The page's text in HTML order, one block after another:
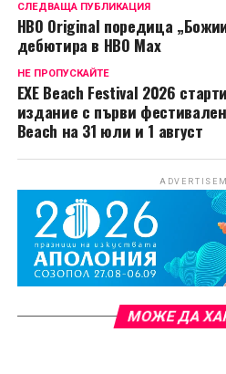
СЛЕДВАЩА ПУБЛИКАЦИЯ
HBO Original поредица
дебютира в HBO Max
НЕ ПРОПУСКАЙТЕ
EXE Beach Festival 2026
издание с първи
Beach на 31 юли и 1 август
МОЖЕ ДА